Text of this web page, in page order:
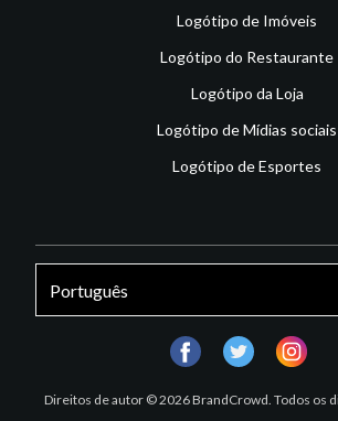
Logótipo de Imóveis
Logótipo do Restaurante
Logótipo da Loja
Logótipo de Mídias sociais
Logótipo de Esportes
Direitos de autor © 2026 BrandCrowd. Todos os
facebooktwitter instagram